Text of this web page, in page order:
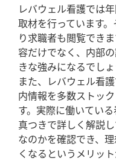
レバウェル看護では
取材を行っています
り求職者も閲覧でき
容だけでなく、内部
きな強みになるでしょ
また、レバウェル看
内情報を多数ストッ
す。実際に働いてい
真つきで詳しく解説
なのかを確認でき、
くなるというメリット